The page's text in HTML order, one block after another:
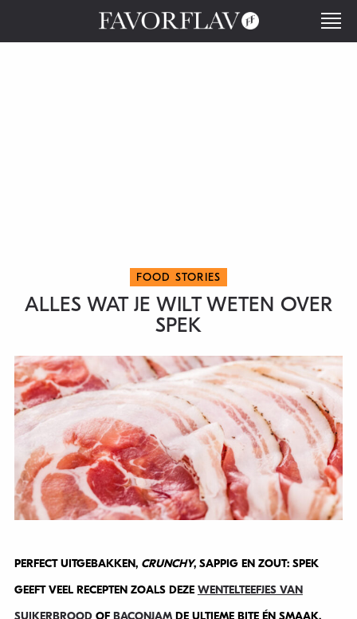
FOOD STORIES
ALLES WAT JE WILT WETEN OVER
SPEK
PERFECT UITGEBAKKEN, CRUNCHY, SAPPIG EN ZOUT: SPEK
GEEFT VEEL RECEPTEN ZOALS DEZE WENTELTEEFJES VAN
SUIKERBROODOFBACONJAMDE ULTIEME BITE ÉN SMAAK.